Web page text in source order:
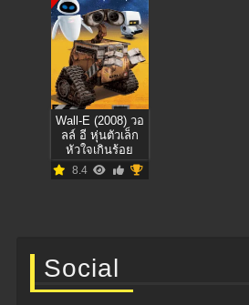
Wall-E (2008) วอ
ลล์ อี หุ่นตัวเล็ก
หัวใจเกินร้อย
8.4
Social